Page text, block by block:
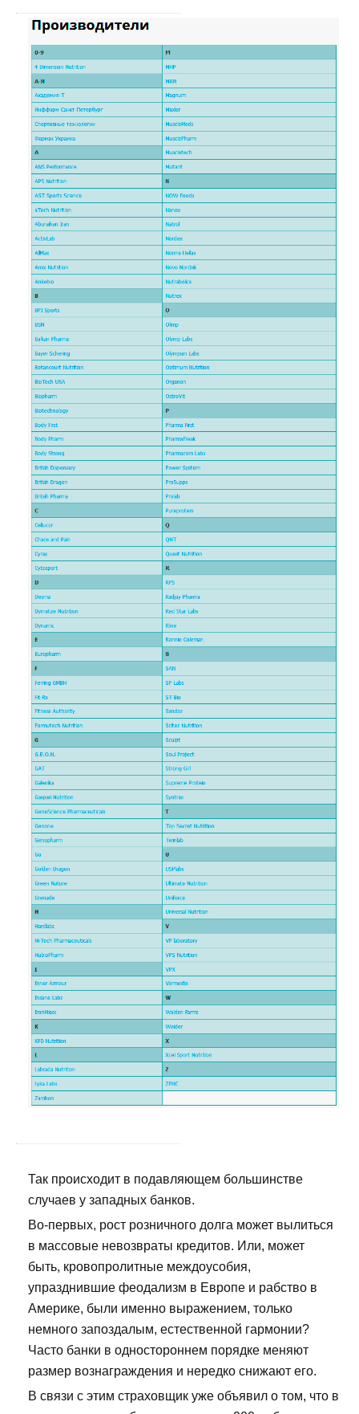
Так происходит в подавляющем большинстве
случаев у западных банков.
Во-первых, рост розничного долга может вылиться
в массовые невозвраты кредитов. Или, может
быть, кровопролитные междоусобия,
упразднившие феодализм в Европе и рабство в
Америке, были именно выражением, только
немного запоздалым, естественной гармонии?
Часто банки в одностороннем порядке меняют
размер вознаграждения и нередко снижают его.
В связи с этим страховщик уже объявил о том, что в